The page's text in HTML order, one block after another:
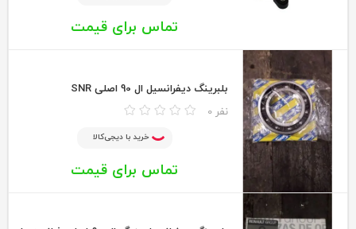
تماس برای قیمت
بلبرینگ دیفرانسیل ال 90 اصلی SNR
0 نفر
خرید با دیجی‌کالا
تماس برای قیمت